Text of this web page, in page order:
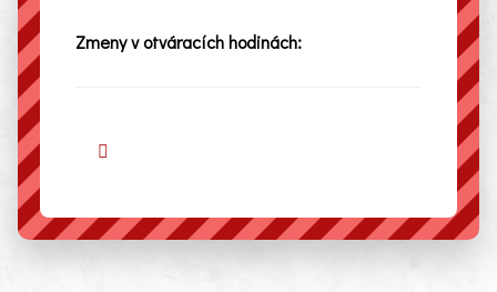
Zmeny v otváracích hodinách: